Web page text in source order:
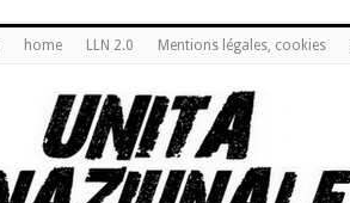
home LLN 2.0 Mentions légales, cookies